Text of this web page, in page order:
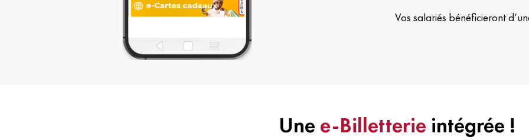
Vos salariés bénéficieront
Une e-Billetterie intégrée !